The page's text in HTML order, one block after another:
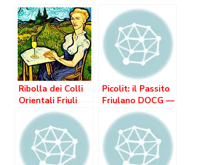
Ribolla dei Colli
Orientali Friuli
Picolit: il Passito
Friulano DOCG —
il Grande Bianco
Dolce di cui Non
Hai Sentito
Parlare